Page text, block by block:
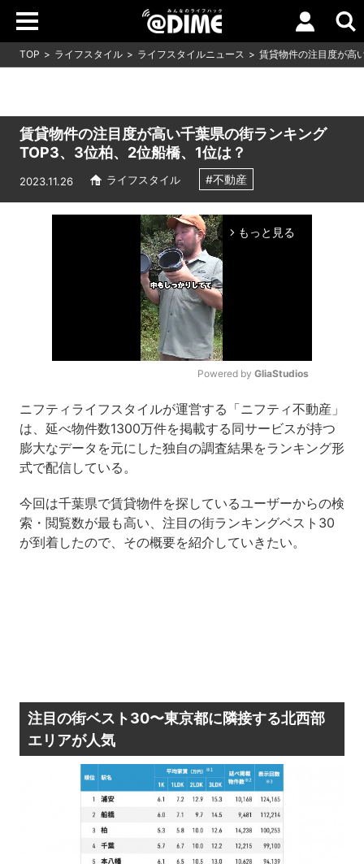
TOP ライフスタイル ライフスタイルニュース 賃貸物件の注目度が高
賃貸物件の注目度が高い千葉県の街ランキング
TOP3、3位柏、2位船橋、1位は？
2023.11.26 ライフスタイル #不動産
arrow_forward_ios もっと見る
Mute
Powered by GliaStudios
ニフティライフスタイルが運営する「ニフティ不動産」
は、延べ物件数1300万件を掲載する同サービスが持つ
膨大なデータを元にした独自の調査結果をランキング形
式で配信している。
今回は千葉県で賃貸物件を探しているユーザーからの検
索・閲覧数が最も高い、注目の街ランキングベスト30
が到着したので、その概要を紹介していきたい。
注目の街ベスト30〜東京都に隣接する北西部
エリアが人気